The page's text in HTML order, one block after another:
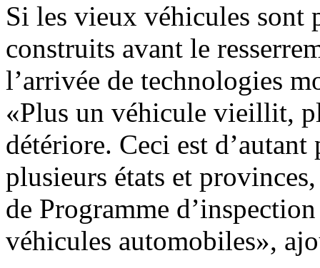
Si les vieux véhicules sont
construits avant le
l’arrivée de technologies
«Plus un véhicule vieillit,
détériore. Ceci est
plusieurs états et
de Programme
véhicules automobiles»,